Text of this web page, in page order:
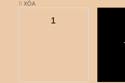
XÓA